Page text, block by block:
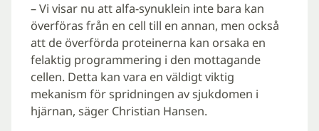
– Vi visar nu att alfa-synuklein inte bara kan
överföras från en cell till en annan, men också
att de överförda proteinerna kan orsaka en
felaktig programmering i den mottagande
cellen. Detta kan vara en väldigt viktig
mekanism för spridningen av sjukdomen i
hjärnan, säger Christian Hansen.